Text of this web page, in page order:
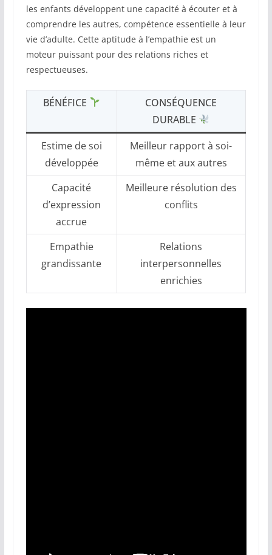
les enfants développent une capacité à écouter et à
comprendre les autres, compétence essentielle à leur
vie d’adulte. Cette aptitude à l’empathie est un
moteur puissant pour des relations riches et
respectueuses.
BÉNÉFICE
CONSÉQUENCE
DURABLE
Estime de soi
développée
Meilleur rapport à soi-
même et aux autres
Capacité
d’expression
accrue
Meilleure résolution des
conflits
Empathie
grandissante
Relations
interpersonnelles
enrichies